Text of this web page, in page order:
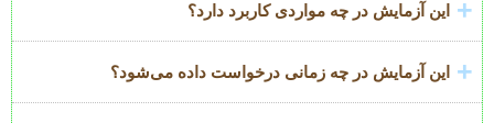
این آزمایش در چه مواردی کاربرد دارد؟
این آزمایش در چه زمانی درخواست داده می‌شود؟